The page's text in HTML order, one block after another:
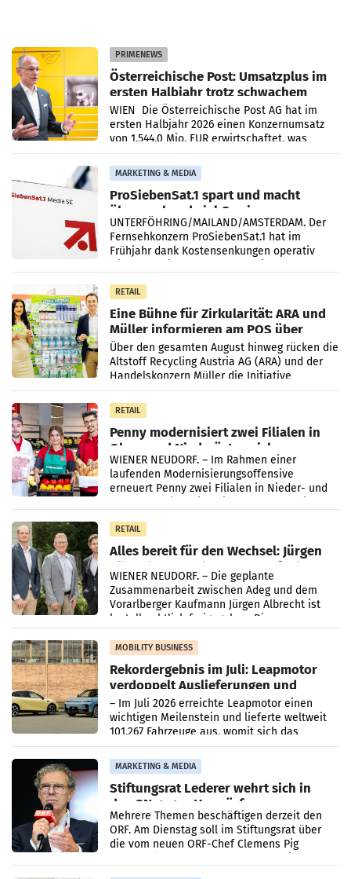
PRIMENEWS
Österreichische Post: Umsatzplus im
ersten Halbjahr trotz schwachem
Briefgeschäft
WIEN Die Österreichische Post AG hat im
ersten Halbjahr 2026 einen Konzernumsatz
von 1.544,0 Mio. EUR erwirtschaftet, was
einem Plus von 3,8 Prozent gegenüber dem
Vergleichszeitraum
MARKETING & MEDIA
ProSiebenSat.1 spart und macht
überraschend viel Gewinn
UNTERFÖHRING/MAILAND/AMSTERDAM. Der
Fernsehkonzern ProSiebenSat.1 hat im
Frühjahr dank Kostensenkungen operativ
RETAIL
Eine Bühne für Zirkularität: ARA und
Müller informieren am POS über
Kreislauffähigkeit
Über den gesamten August hinweg rücken die
Altstoff Recycling Austria AG (ARA) und der
Handelskonzern Müller die Initiative
„Kreislauf-Helden“ in allen österreichischen
Müller-Filialen
RETAIL
Penny modernisiert zwei Filialen in
Ober- und Niederösterreich
WIENER NEUDORF. – Im Rahmen einer
laufenden Modernisierungsoffensive
erneuert Penny zwei Filialen in Nieder- und
RETAIL
Alles bereit für den Wechsel: Jürgen
Albrecht setzt ab 1.1.2027 auf Adeg
WIENER NEUDORF. – Die geplante
Zusammenarbeit zwischen Adeg und dem
Vorarlberger Kaufmann Jürgen Albrecht ist
kartellrechtlich freigegeben: Die
Bundeswettbewerbsbehörde und der
Bundeskartellanwalt
MOBILITY BUSINESS
Rekordergebnis im Juli: Leapmotor
verdoppelt Auslieferungen und
überschreitet die 100.000er-Marke
– Im Juli 2026 erreichte Leapmotor einen
wichtigen Meilenstein und lieferte weltweit
101.267 Fahrzeuge aus, womit sich das
Ergebnis gegenüber Juli 2025 mehr als
verdoppelte (+102
MARKETING & MEDIA
Stiftungsrat Lederer wehrt sich in
den SN gegen Vorwürfe
Mehrere Themen beschäftigen derzeit den
ORF. Am Dienstag soll im Stiftungsrat über
die vom neuen ORF-Chef Clemens Pig